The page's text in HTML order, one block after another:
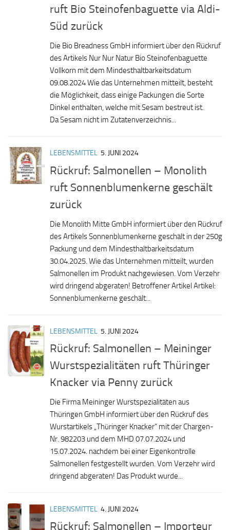
ruft Bio Steinofenbaguette via Aldi-
Süd zurück
Die Bio Breadness GmbH informiert über den Rückruf
des Artikels Nur Nur Natur Bio Steinofenbaguette
Vollkorn mit dem Mindesthaltbarkeitsdatum
09.08.2024 Wie das Unternehmen mitteilt, besteht
die Möglichkeit, dass einige Packungen die Sorte
Dinkel enthalten, welche mit Sesam bestreut ist.
Da Sesam nicht im Zutatenverzeichnis...
LEBENSMITTEL 5. JUNI 2024
Rückruf: Salmonellen – Monolith
ruft Sonnenblumenkerne geschält
zurück
Die Monolith Mitte GmbH informiert über den Rückruf
des Artikels Sonnenblumenkerne geschält in der 250g
Packung und dem Mindesthaltbarkeitsdatum
30.04.2025. Wie das Unternehmen mitteilt, wurden
Salmonellen im Produkt nachgewiesen. Vom Verzehr
wird dringend abgeraten! Betroffener Artikel Artikel:
Sonnenblumenkerne geschält...
LEBENSMITTEL 5. JUNI 2024
Rückruf: Salmonellen – Meininger
Wurstspezialitäten ruft Thüringer
Knacker via Penny zurück
Die Firma Meininger Wurstspezialitäten aus
Thüringen GmbH informiert über den Rückruf des
Wurstartikels „Thüringer Knacker“ mit der Chargen-
Nr. 982203 und dem MHD 07.07.2024 und
15.07.2024. nachdem bei einer Eigenkontrolle
Salmonellen festgestellt wurden. Vom Verzehr wird
dringend abgeraten! Das Produkt wurde...
LEBENSMITTEL 4. JUNI 2024
Rückruf: Salmonellen – Importeur